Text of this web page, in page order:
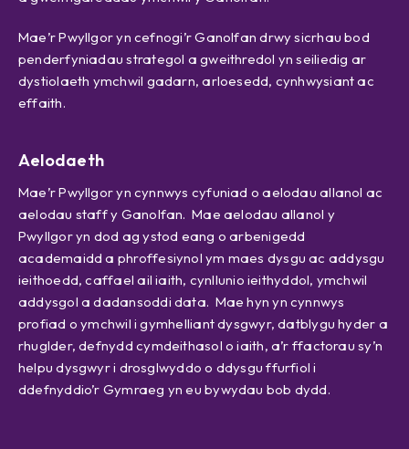
Mae’r Pwyllgor yn cefnogi’r Ganolfan drwy sicrhau bod
penderfyniadau strategol a gweithredol yn seiliedig ar
dystiolaeth ymchwil gadarn, arloesedd, cynhwysiant ac
effaith.
Aelodaeth
Mae’r Pwyllgor yn cynnwys cyfuniad o aelodau allanol ac
aelodau staff y Ganolfan. Mae aelodau allanol y
Pwyllgor yn dod ag ystod eang o arbenigedd
academaidd a phroffesiynol ym maes dysgu ac addysgu
ieithoedd, caffael ail iaith, cynllunio ieithyddol, ymchwil
addysgol a dadansoddi data. Mae hyn yn cynnwys
profiad o ymchwil i gymhelliant dysgwyr, datblygu hyder a
rhuglder, defnydd cymdeithasol o iaith, a’r ffactorau sy’n
helpu dysgwyr i drosglwyddo o ddysgu ffurfiol i
ddefnyddio’r Gymraeg yn eu bywydau bob dydd.